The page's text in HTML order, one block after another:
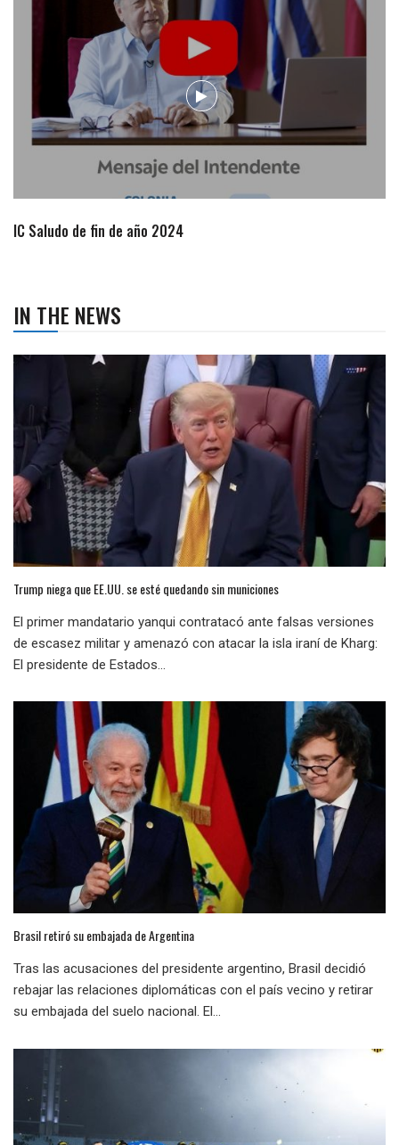
Campaña de turismo otoño-invierno
IN THE NEWS
Trump niega que EE.UU. se esté quedando sin municiones
El primer mandatario yanqui contratacó ante falsas versiones
de escasez militar y amenazó con atacar la isla iraní de Kharg:
El presidente de Estados...
Brasil retiró su embajada de Argentina
Tras las acusaciones del presidente argentino, Brasil decidió
rebajar las relaciones diplomáticas con el país vecino y retirar
su embajada del suelo nacional. El...